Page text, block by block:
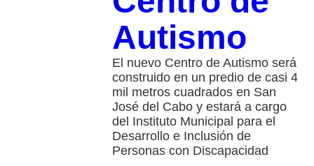
Autismo
El nuevo Centro de Autismo será
construido en un predio de casi 4
mil metros cuadrados en San
José del Cabo y estará a cargo
del Instituto Municipal para el
Desarrollo e Inclusión de
Personas con Discapacidad